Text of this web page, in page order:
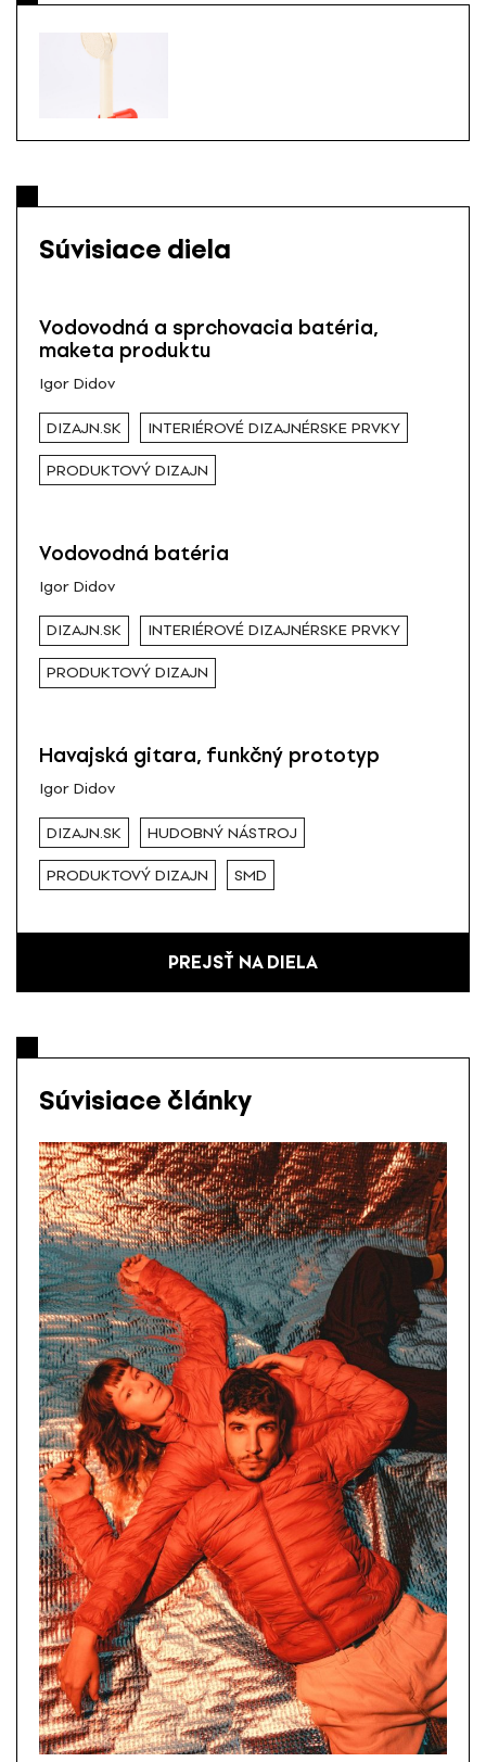
Súvisiace diela
Vodovodná a sprchovacia batéria,
maketa produktu
Igor Didov
DIZAJN.SK INTERIÉROVÉ DIZAJNÉRSKE PRVKY
PRODUKTOVÝ DIZAJN
Vodovodná batéria
Igor Didov
DIZAJN.SK INTERIÉROVÉ DIZAJNÉRSKE PRVKY
PRODUKTOVÝ DIZAJN
Havajská gitara, funkčný prototyp
Igor Didov
DIZAJN.SK HUDOBNÝ NÁSTROJ
PRODUKTOVÝ DIZAJN SMD
PREJSŤ NA DIELA
Súvisiace články